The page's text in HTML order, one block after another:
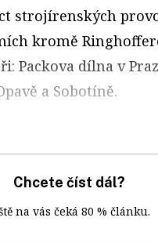
strojírenských
kromě
Packova dílna v
a Sobotíně.
Chcete číst dál?
na vás čeká 80 % článku.